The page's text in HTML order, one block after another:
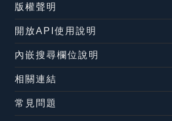
版權聲明
開放API使用說明
內嵌搜尋欄位說明
相關連結
常見問題